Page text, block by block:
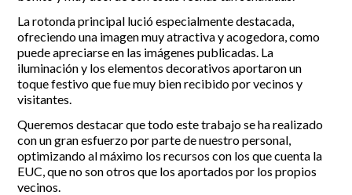
App Gecor
Contactar
Historia de Sitio de Calahonda
Instalaciones y ocio
Club de Golf La Siesta
Centros Comerciales
La Iglesia de San Miguel
Parque España
Parque Europa
Parque Calahonda
Senda litoral Mijas
Galería Fotográfica
Calahonda de noche
Centros comerciales
La Ermita de Calahonda
Parques de Sitio de Calahonda
Vivero de Calahonda
Revistas
Buscar:
La rotonda principal lució especialmente destacada,
ofreciendo una imagen muy atractiva y acogedora, como
puede apreciarse en las imágenes publicadas. La
iluminación y los elementos decorativos aportaron un
toque festivo que fue muy bien recibido por vecinos y
visitantes.
Queremos destacar que todo este trabajo se ha realizado
con un gran esfuerzo por parte de nuestro personal,
optimizando al máximo los recursos con los que cuenta la
EUC, que no son otros que los aportados por los propios
vecinos.